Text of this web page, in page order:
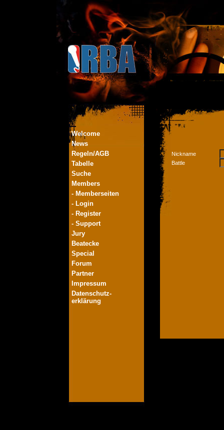
Welcome
News
Regeln/AGB
Tabelle
Suche
Members
- Memberseiten
- Login
- Register
- Support
Jury
Beatecke
Special
Forum
Partner
Impressum
Datenschutz-
erklärung
Nickname
Battle